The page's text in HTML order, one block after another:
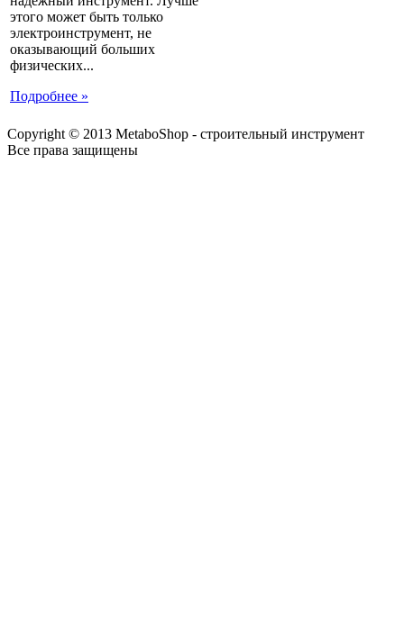
этого может быть только
электроинструмент, не
оказывающий больших
физических...
Подробнее »
Copyright © 2013 MetaboShop - строительный инструмент
Все права защищены